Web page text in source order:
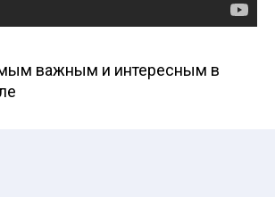
важным и интересным в